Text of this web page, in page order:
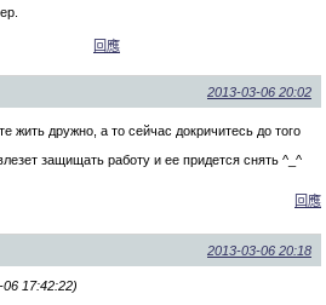
回應
2013-03-06 20:02
жить дружно, а то сейчас докричитесь до того
защищать работу и ее придется снять ^_^
回應
2013-03-06 20:18
17:42:22)